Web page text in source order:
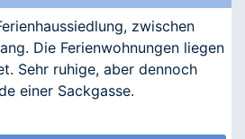
zwischen
Die Ferienwohnungen liegen
Sehr ruhige, aber dennoch
einer Sackgasse.